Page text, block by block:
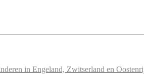
in Engeland, Zwitserland en